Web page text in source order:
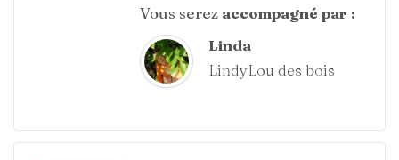
Vous serez accompagné par :
Linda
LindyLou des bois